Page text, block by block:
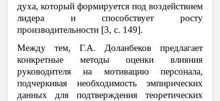
духа, который формируется под воздействием
лидера и способствует росту
производительности [3, c. 149].
Между тем, Г.А. Доланбеков предлагает
конкретные методы оценки влияния
руководителя на мотивацию персонала,
подчеркивая необходимость эмпирических
данных для подтверждения теоретических